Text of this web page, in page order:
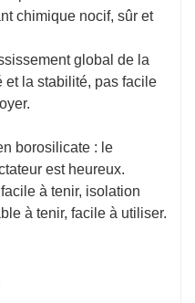
chimique nocif, sûr et
global de la
la stabilité, pas facile
borosilicate : le
est heureux.
à tenir, isolation
à tenir, facile à utiliser.